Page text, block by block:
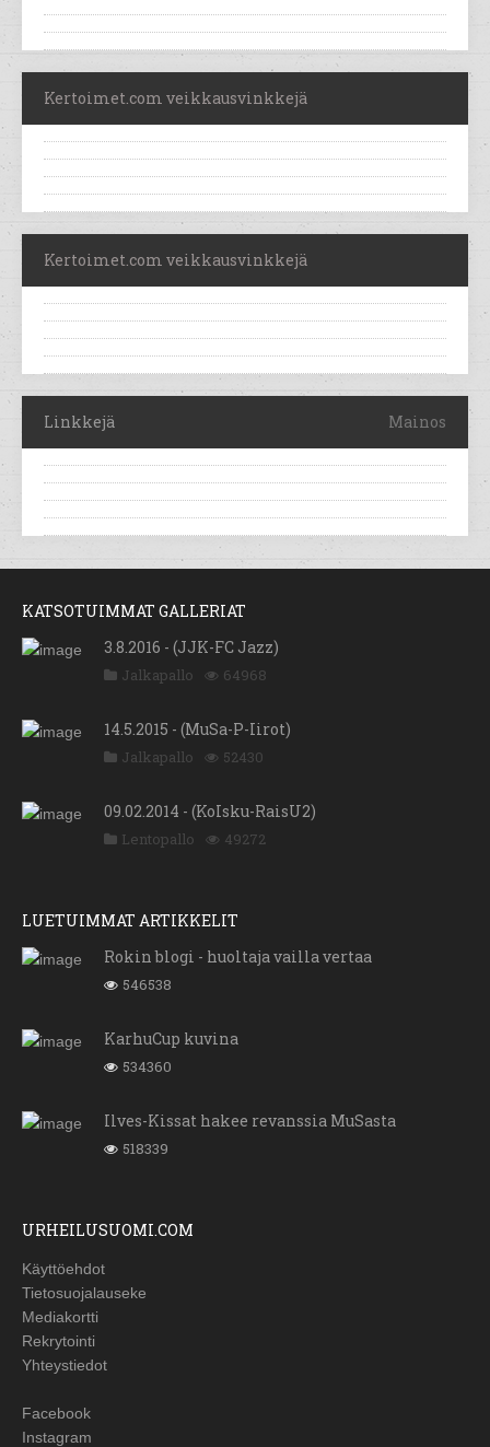
Kertoimet.com veikkausvinkkejä
Kertoimet.com veikkausvinkkejä
Linkkejä Mainos
KATSOTUIMMAT GALLERIAT
3.8.2016 - (JJK-FC Jazz)
Jalkapallo 64968
14.5.2015 - (MuSa-P-Iirot)
Jalkapallo 52430
09.02.2014 - (KoIsku-RaisU2)
Lentopallo 49272
LUETUIMMAT ARTIKKELIT
Rokin blogi - huoltaja vailla vertaa
546538
KarhuCup kuvina
534360
Ilves-Kissat hakee revanssia MuSasta
518339
URHEILUSUOMI.COM
Käyttöehdot
Tietosuojalauseke
Mediakortti
Rekrytointi
Yhteystiedot
Facebook
Instagram